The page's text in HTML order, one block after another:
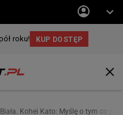
Kohei Kato: Myślę o tym co